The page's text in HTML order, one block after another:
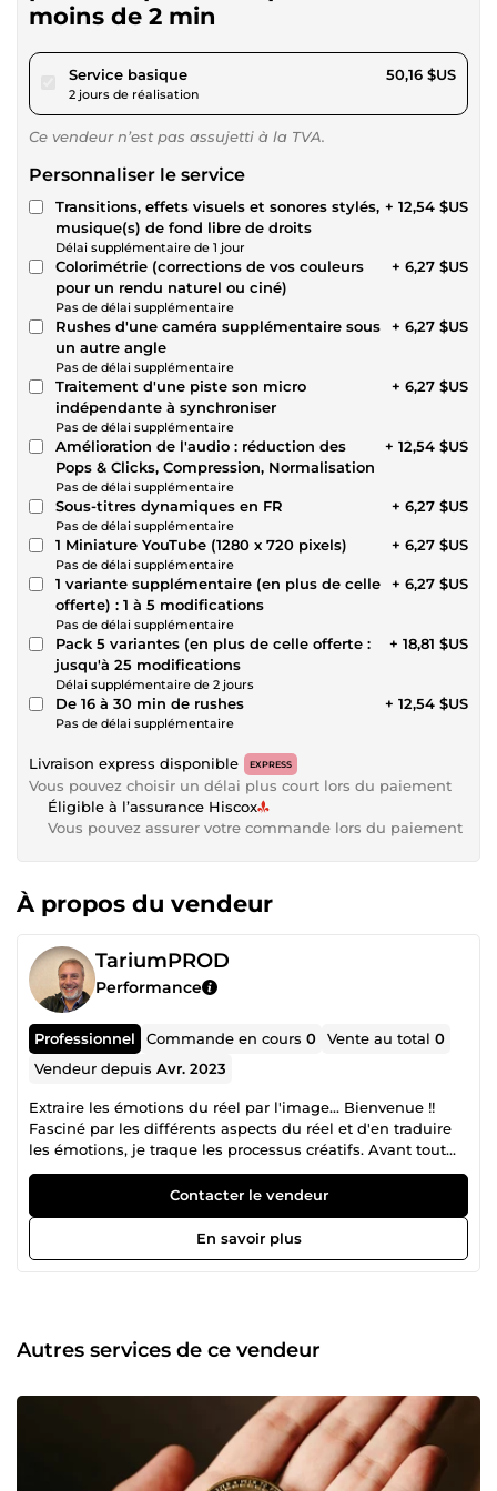
moins de 2 min
Service basiquepour 46,23 $US
2 jours de réalisation
50,16 $US
Ce vendeur n’est pas assujetti à la TVA.
Personnaliser le service
Transitions, effets visuels et sonores stylés,
musique(s) de fond libre de droits
Délai supplémentaire de 1 jour
+ 12,54 $US
Colorimétrie (corrections de vos couleurs
pour un rendu naturel ou ciné)
Pas de délai supplémentaire
+ 6,27 $US
Rushes d'une caméra supplémentaire sous
un autre angle
Pas de délai supplémentaire
+ 6,27 $US
Traitement d'une piste son micro
indépendante à synchroniser
Pas de délai supplémentaire
+ 6,27 $US
Amélioration de l'audio : réduction des
Pops & Clicks, Compression, Normalisation
Pas de délai supplémentaire
+ 12,54 $US
Sous-titres dynamiques en FR
Pas de délai supplémentaire
+ 6,27 $US
1 Miniature YouTube (1280 x 720 pixels)
Pas de délai supplémentaire
+ 6,27 $US
1 variante supplémentaire (en plus de celle
offerte) : 1 à 5 modifications
Pas de délai supplémentaire
+ 6,27 $US
Pack 5 variantes (en plus de celle offerte :
jusqu'à 25 modifications
Délai supplémentaire de 2 jours
+ 18,81 $US
De 16 à 30 min de rushes
Pas de délai supplémentaire
+ 12,54 $US
Livraison express disponible EXPRESS
Vous pouvez choisir un délai plus court lors du paiement
Éligible à l’assurance Hiscox
Vous pouvez assurer votre commande lors du paiement
À propos du vendeur
TariumPROD
Performance
Professionnel Commande en cours0 Vente au total0
Vendeur depuisAvr. 2023
Extraire les émotions du réel par l'image... Bienvenue !!
Fasciné par les différents aspects du réel et d'en traduire
les émotions, je traque les processus créatifs. Avant tout
artiste, mais aussi un pédagogue qui saura vous mettre à
l'aise malgré la technique. __SERVICES__ Captation |
Traitement post prod | Montage | Tutos | Cours en ligne |
Développement personnel __VALEURS__ Profondément
attaché au respect de l'environnement et du vivant en
valoriser un message à haute valeur ajoutée sur ton
histoire, tes produits ou services. Que tu sois un particulier
mon attention, je t'envisage superbe et unique. __TON
vibration. Partenaires de quelques heures ou d'une
aventure plus longue, nous pourrons ainsi donner
naissance ensemble, à des contenus visuels et sonores qui
Contacter le vendeur
En savoir plus
Autres services de ce vendeur